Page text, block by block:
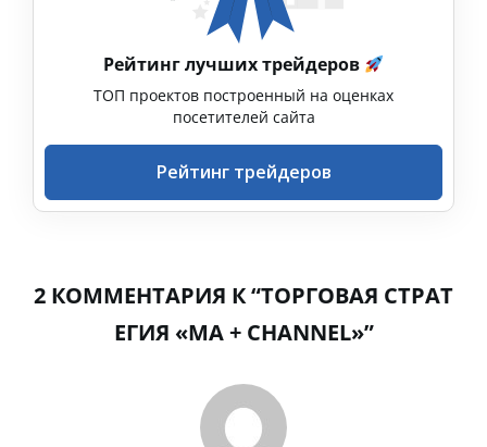
Рейтинг лучших трейдеров
ТОП проектов построенный на оценках
посетителей сайта
Рейтинг трейдеров
2 КОММЕНТАРИЯ К “ТОРГОВАЯ СТРАТ
ЕГИЯ «MA + CHANNEL»”